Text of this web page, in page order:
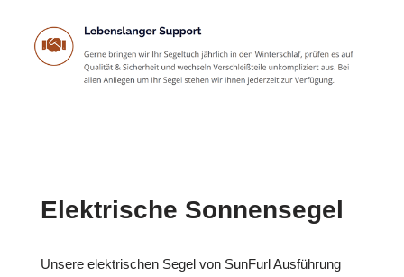
Elektrische Sonnensegel
Unsere elektrischen Segel von SunFurl Ausführung